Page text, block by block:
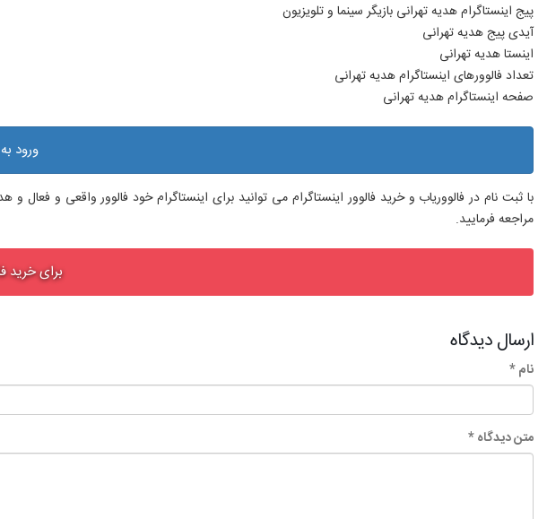
پیج اینستاگرام هدیه تهرانی بازیگر سینما و تلویزیون
آیدی پیج هدیه تهرانی
اینستا هدیه تهرانی
تعداد فالوورهای اینستاگرام هدیه تهرانی
صفحه اینستاگرام هدیه تهرانی
ورود
با ثبت نام در فالووریاب و خرید فالوور اینستاگرام می توانید برای اینستاگرام خود فالوور واقعی و
مراجعه فرمایید.
برای خرید
ارسال دیدگاه
نام *
متن دیدگاه *